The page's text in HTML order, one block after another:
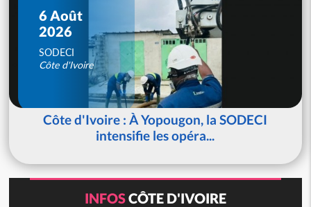
6 Août
2026
SODECI
Côte d'Ivoire
Côte d'Ivoire : À Yopougon, la SODECI
intensifie les opéra...
INFOSCÔTE D'IVOIRE